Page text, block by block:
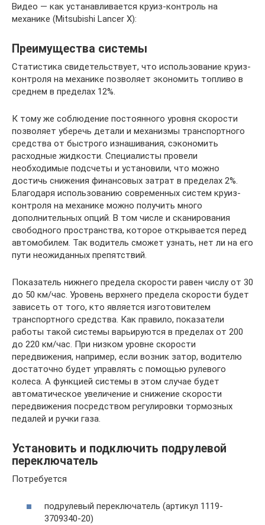
Видео — как устанавливается круиз-контроль на
механике (Mitsubishi Lancer X):
Преимущества системы
Статистика свидетельствует, что использование круиз-
контроля на механике позволяет экономить топливо в
среднем в пределах 12%.
К тому же соблюдение постоянного уровня скорости
позволяет уберечь детали и механизмы транспортного
средства от быстрого изнашивания, сэкономить
расходные жидкости. Специалисты провели
необходимые подсчеты и установили, что можно
достичь снижения финансовых затрат в пределах 2%.
Благодаря использованию современных систем круиз-
контроля на механике можно получить много
дополнительных опций. В том числе и сканирования
свободного пространства, которое открывается перед
автомобилем. Так водитель сможет узнать, нет ли на его
пути неожиданных препятствий.
Показатель нижнего предела скорости равен числу от 30
до 50 км/час. Уровень верхнего предела скорости будет
зависеть от того, кто является изготовителем
транспортного средства. Как правило, показатели
работы такой системы варьируются в пределах от 200
до 220 км/час. При низком уровне скорости
передвижения, например, если возник затор, водителю
достаточно будет управлять с помощью рулевого
колеса. А функцией системы в этом случае будет
автоматическое увеличение и снижение скорости
передвижения посредством регулировки тормозных
педалей и ручки газа.
Установить и подключить подрулевой
переключатель
Потребуется
подрулевый переключатель (артикул 1119-
3709340-20)